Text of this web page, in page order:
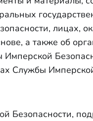
лицах,
а также об
Службы
Безопасности,